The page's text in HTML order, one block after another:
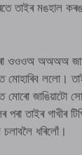
তাইৰ মঙহাল
পৰা ওওওঅ
ললো।
মোৰো জাঙিয়াটো
তাইৰ গাখীৰ
ধৰিলোঁ।